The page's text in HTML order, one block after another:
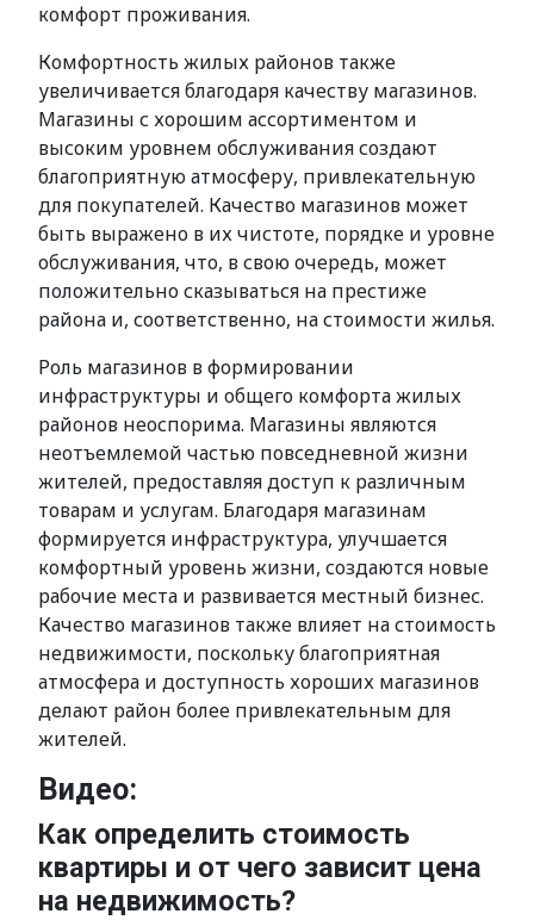
комфорт проживания.
Комфортность жилых районов также
увеличивается благодаря качеству магазинов.
Магазины с хорошим ассортиментом и
высоким уровнем обслуживания создают
благоприятную атмосферу, привлекательную
для покупателей. Качество магазинов может
быть выражено в их чистоте, порядке и уровне
обслуживания, что, в свою очередь, может
положительно сказываться на престиже
района и, соответственно, на стоимости жилья.
Роль магазинов в формировании
инфраструктуры и общего комфорта жилых
районов неоспорима. Магазины являются
неотъемлемой частью повседневной жизни
жителей, предоставляя доступ к различным
товарам и услугам. Благодаря магазинам
формируется инфраструктура, улучшается
комфортный уровень жизни, создаются новые
рабочие места и развивается местный бизнес.
Качество магазинов также влияет на стоимость
недвижимости, поскольку благоприятная
атмосфера и доступность хороших магазинов
делают район более привлекательным для
жителей.
Видео:
Как определить стоимость
квартиры и от чего зависит цена
на недвижимость?